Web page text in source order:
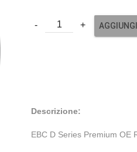
Descrizione:
EBC D Series Premium OE